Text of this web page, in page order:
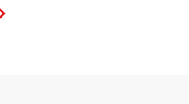
Seuraava sivu